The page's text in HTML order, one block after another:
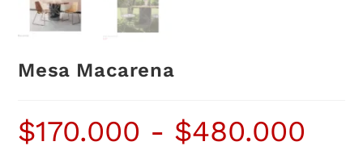
Mesa Macarena
$170.000 - $480.000